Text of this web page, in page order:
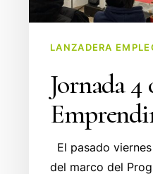
LANZADERA
Jornada 4
El pasado
del marco del